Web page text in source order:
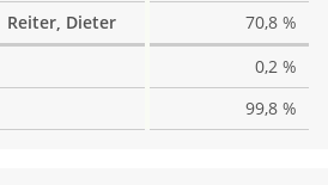
Reiter, Dieter
70,8 %
0,2 %
99,8 %